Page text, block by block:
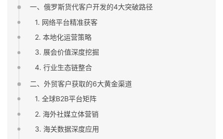
一、俄罗斯货代客户开发的4大突破路径
1. 网络平台精准获客
2. 本地化运营策略
3. 展会价值深度挖掘
4. 行业生态链整合
二、外贸客户获取的6大黄金渠道
1. 全球B2B平台矩阵
2. 海外社媒立体营销
3. 海关数据深度应用